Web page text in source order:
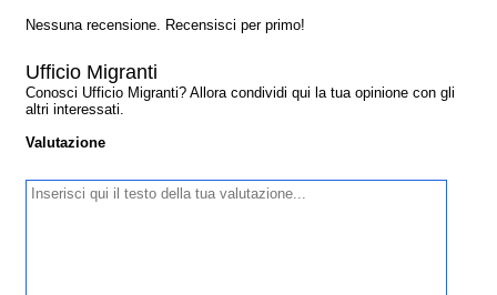
Nessuna recensione. Recensisci per primo!
Ufficio Migranti
Conosci Ufficio Migranti? Allora condividi qui la tua opinione con gli
altri interessati.
Valutazione